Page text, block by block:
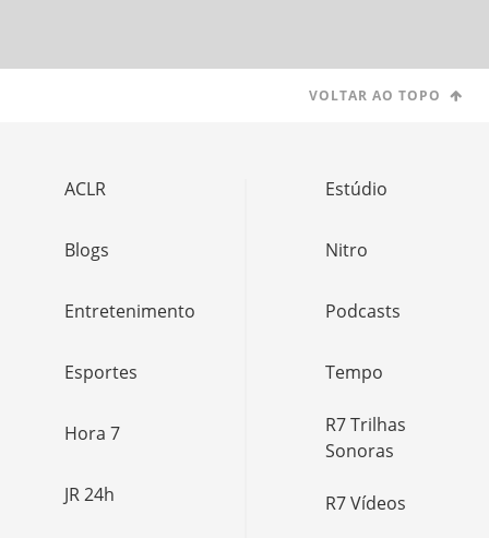
VOLTAR AO TOPO
ACLR
Blogs
Entretenimento
Esportes
Hora 7
JR 24h
Estúdio
Nitro
Podcasts
Tempo
R7 Trilhas
Sonoras
R7 Vídeos